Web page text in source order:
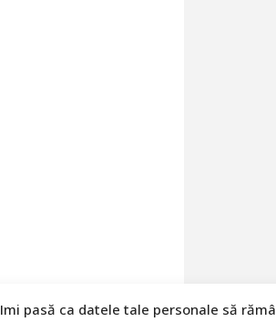
Imi pasă ca datele tale personale să